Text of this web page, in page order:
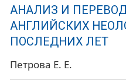
АНАЛИЗ И
АНГЛИЙСКИХ
ПОСЛЕДНИХ ЛЕТ
Петрова Е. Е.